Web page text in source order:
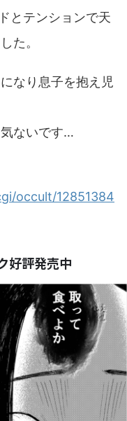
とテンションで天
た。
なり息子を抱え児
ないです…
occult/12851384
好評発売中